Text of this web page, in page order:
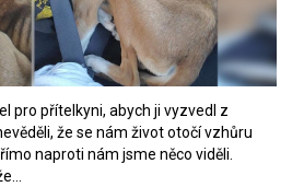
pro přítelkyni, abych ji vyzvedl z
že se nám život otočí vzhůru
naproti nám jsme něco viděli.